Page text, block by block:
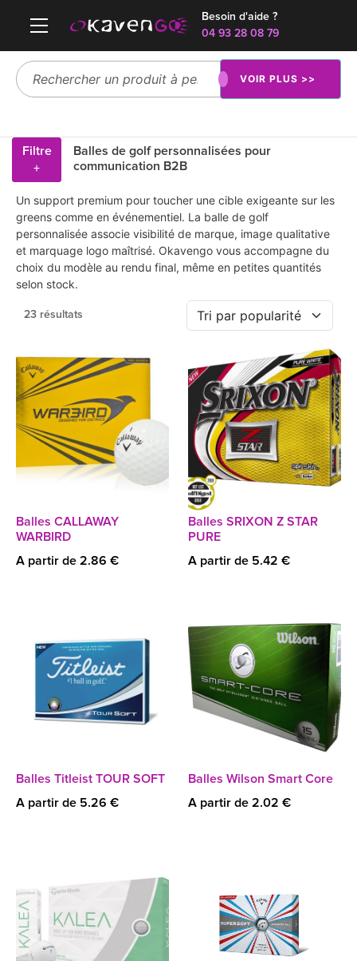
Besoin d'aide ?
04 93 28 08 79
VOIR PLUS >>
Filtre
+
Balles de golf personnalisées pour
communication B2B
Un support premium pour toucher une cible exigeante sur les
greens comme en événementiel. La balle de golf
personnalisée associe visibilité de marque, image qualitative
et marquage logo maîtrisé. Okavengo vous accompagne du
choix du modèle au rendu final, même en petites quantités
selon stock.
23 résultats
Balles CALLAWAY
WARBIRD
A partir de 2.86 €
Balles SRIXON Z STAR
PURE
A partir de 5.42 €
Balles Titleist TOUR SOFT
A partir de 5.26 €
Balles Wilson Smart Core
A partir de 2.02 €